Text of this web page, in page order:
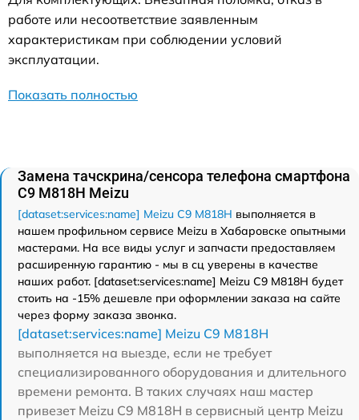
работе или несоответствие заявленным
характеристикам при соблюдении условий
эксплуатации.
Показать полностью
Замена тачскрина/сенсора телефона смартфона
C9 M818H Meizu
[dataset:services:name] Meizu C9 M818H выполняется в
нашем профильном сервисе Meizu в Хабаровске опытными
мастерами. На все виды услуг и запчасти предоставляем
расширенную гарантию - мы в сц уверены в качестве
наших работ. [dataset:services:name] Meizu C9 M818H будет
стоить на -15% дешевле при оформлении заказа на сайте
через форму заказа звонка.
[dataset:services:name] Meizu C9 M818H
выполняется на выезде, если не требует
специализированного оборудования и длительного
времени ремонта. В таких случаях наш мастер
привезет Meizu C9 M818H в сервисный центр Meizu